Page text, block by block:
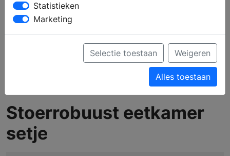
Stoerrobuust eetkamer
setje
Statistieken
Marketing
Selectie toestaan Weigeren
Alles toestaan